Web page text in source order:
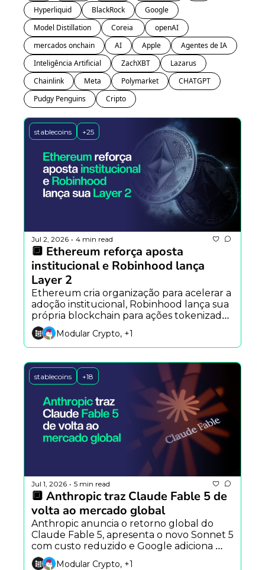
Hyperliquid
BlackRock
Google
Model Distillation
openAI
mercados onchain
AI Apple
Agentes de IA
Inteligência Artificial
ZachXBT
Lazarus
Chainlink
Meta Polymarket
CHATGPT
Pudgy Penguins
Cripto
stablecoins +25
Jul 2, 2026 • 4 min read
🔲 Ethereum reforça aposta
institucional e Robinhood lança
Layer 2
Ethereum cria organização para acelerar a
adoção institucional, Robinhood lança sua
própria blockchain para ações tokenizadas,
enquanto rumores apontam novo
dispositivo da SpaceX.
Modular Crypto, +1
stablecoins +18
Jul 1, 2026 • 5 min read
🔲 Anthropic traz Claude Fable 5 de
volta ao mercado global
Anthropic anuncia o retorno global do
Claude Fable 5, apresenta o novo Sonnet 5
com custo reduzido e Google adiciona
resumos em vídeo ao NotebookLM.
Modular Crypto, +1